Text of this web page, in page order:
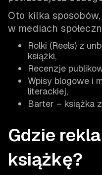
Oto kilka
w mediach
Rolki (Reels) z
książki,
Recenzje
Wpisy blogowe i
literackiej,
Barter – książka
Gdzie
książkę?